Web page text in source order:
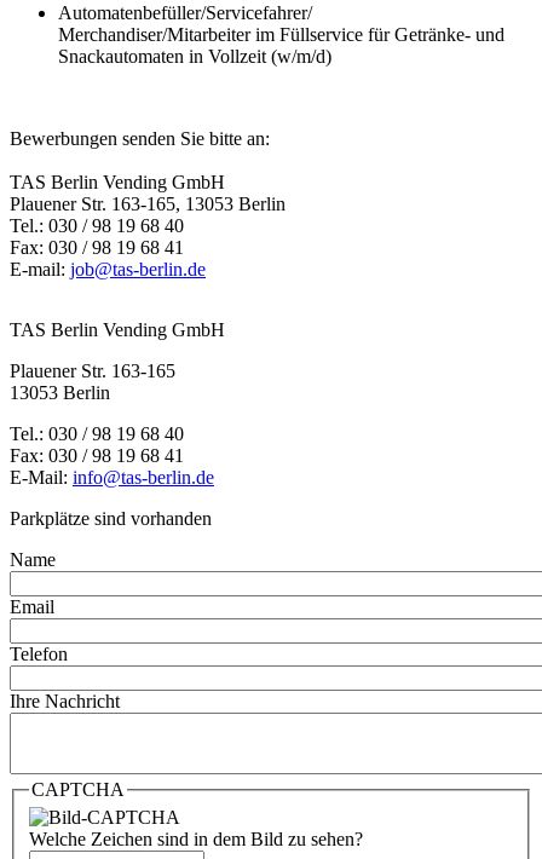
Automatenbefüller/Servicefahrer/
Merchandiser/Mitarbeiter im Füllservice für Getränke- und
Snackautomaten in Vollzeit (w/m/d)
Bewerbungen senden Sie bitte an:
TAS Berlin Vending GmbH
Plauener Str. 163-165, 13053 Berlin
Tel.: 030 / 98 19 68 40
Fax: 030 / 98 19 68 41
E-mail: job@tas-berlin.de
TAS Berlin Vending GmbH
Plauener Str. 163-165
13053 Berlin
Tel.: 030 / 98 19 68 40
Fax: 030 / 98 19 68 41
E-Mail: info@tas-berlin.de
Parkplätze sind vorhanden
Name
Email
Telefon
Ihre Nachricht
CAPTCHA
Welche Zeichen sind in dem Bild zu sehen?